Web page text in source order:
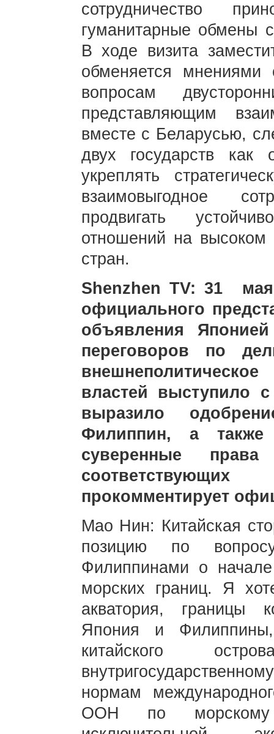
сотрудничество
гуманитарные обмены
В ходе визита
обменяется
вопросам
представляющим
вместе с Беларусью,
двух государств как
укреплять
взаимовыгодное
продвигать
отношений на высоком
стран.
Shenzhen TV: 31
официального
объявления
переговоров по
властей выступило
выразило
Филиппин, а также
суверенные
прокомментирует
Мао Нин: Китайская
позицию по
Филиппинами о
морских границ. Я
акватория, границы
Япония и
китайского
нормам
ООН по морскому